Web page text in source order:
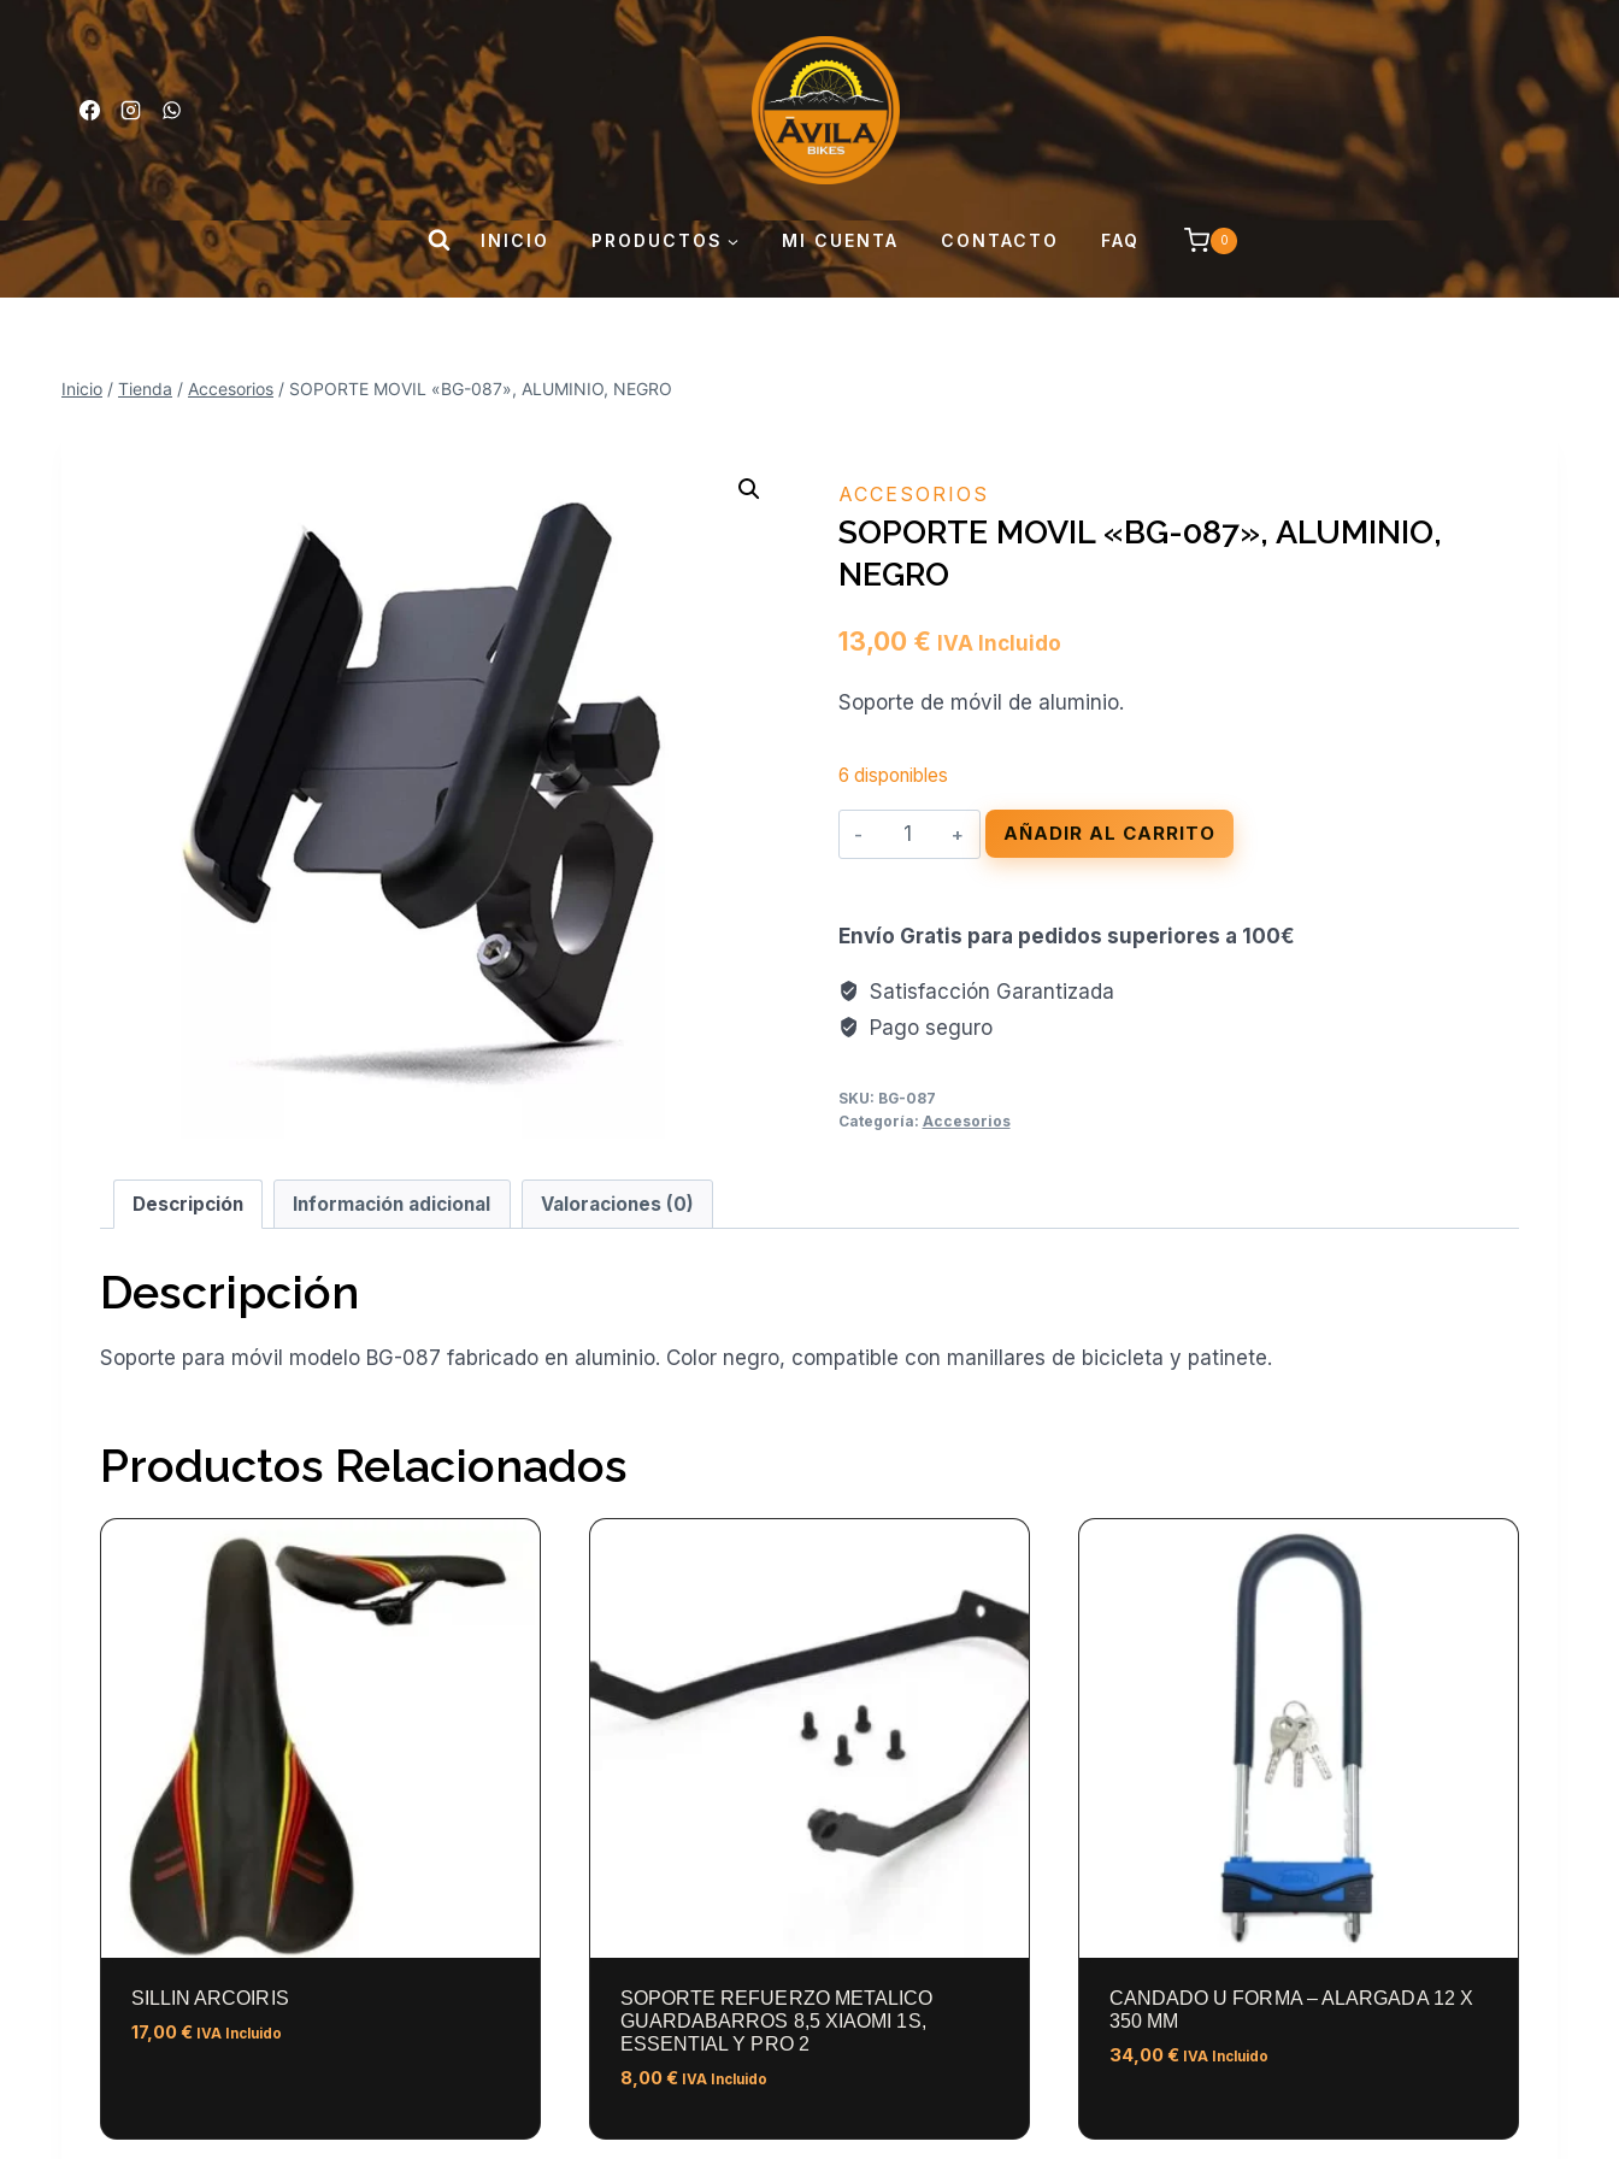
contenido
INICIO PRODUCTOS MI CUENTA CONTACTO FAQ 0
Inicio / Tienda / Accesorios / SOPORTE MOVIL «BG-087», ALUMINIO, NEGRO
ACCESORIOS
SOPORTE MOVIL «BG-087», ALUMINIO,
NEGRO
13,00 € IVA Incluido
Soporte de móvil de aluminio.
6 disponibles
SOPORTE
MOVIL
087»,
ALUMINIO,
NEGRO
cantidad
AÑADIR AL CARRITO
Envío Gratis para pedidos superiores a 100€
Satisfacción Garantizada
Pago seguro
SKU: BG-087
Categoría: Accesorios
Descripción Información adicional Valoraciones (0)
Descripción
Soporte para móvil modelo BG-087 fabricado en aluminio. Color negro, compatible con manillares de bicicleta y patinete.
Productos Relacionados
SILLIN ARCOIRIS
17,00€ IVA Incluido
SOPORTE REFUERZO METALICO
GUARDABARROS 8,5 XIAOMI 1S,
ESSENTIAL Y PRO 2
8,00€ IVA Incluido
CANDADO U FORMA – ALARGADA 12 X
350 MM
34,00€ IVA Incluido